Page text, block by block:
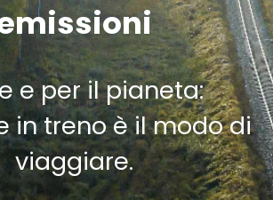
e per il pianeta:
in treno è il modo di
viaggiare.